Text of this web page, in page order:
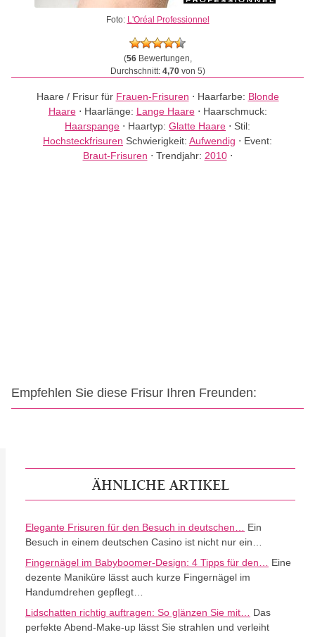
Foto: L'Oréal Professionnel
(56Bewertungen,
Durchschnitt: 4,70von 5)
Haare / Frisur für Frauen-Frisuren ⋅ Haarfarbe: Blonde
Haare⋅ Haarlänge: Lange Haare⋅ Haarschmuck:
Haarspange ⋅ Haartyp: Glatte Haare ⋅ Stil:
Hochsteckfrisuren Schwierigkeit: Aufwendig ⋅ Event:
Braut-Frisuren ⋅ Trendjahr: 2010⋅
Empfehlen Sie diese Frisur Ihren Freunden:
ÄHNLICHE ARTIKEL
Elegante Frisuren für den Besuch in deutschen…
Ein
Besuch in einem deutschen Casino ist nicht nur ein…
Fingernägel im Babyboomer-Design: 4 Tipps für den…
Eine
dezente Maniküre lässt auch kurze Fingernägel im
Handumdrehen gepflegt…
Lidschatten richtig auftragen: So glänzen Sie mit…
Das
perfekte Abend-Make-up lässt Sie strahlen und verleiht